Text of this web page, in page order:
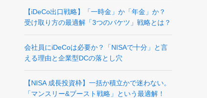
【iDeCo出口戦略】「一時金」か「年金」か？
受け取り方の最適解「3つのバケツ」戦略とは？
会社員にiDeCoは必要か？「NISAで十分」と言
える理由と企業型DCの落とし穴
【NISA 成長投資枠】一括か積立かで迷わない。
「マンスリー&ブースト戦略」という最適解！